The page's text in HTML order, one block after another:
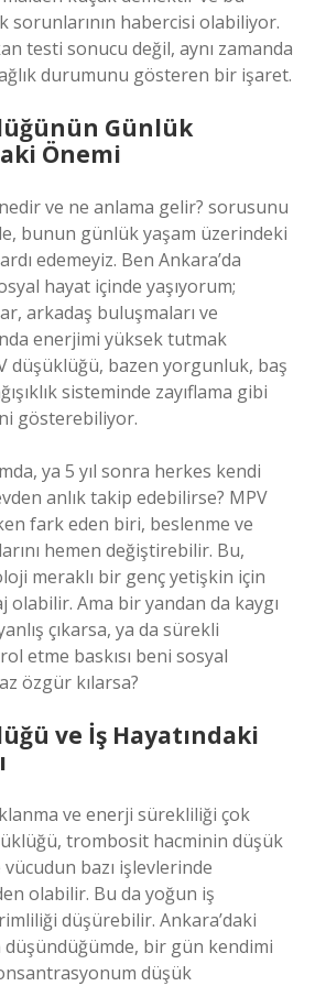
sorunlarının habercisi olabiliyor.
testi sonucu değil, aynı zamanda
durumunu gösteren bir işaret.
Günlük
Önemi
ve ne anlama gelir? sorusunu
bunun günlük yaşam üzerindeki
edemeyiz. Ben Ankara’da
hayat içinde yaşıyorum;
arkadaş buluşmaları ve
enerjimi yüksek tutmak
düşüklüğü, bazen yorgunluk, baş
sisteminde zayıflama gibi
gösterebiliyor.
ya 5 yıl sonra herkes kendi
anlık takip edebilirse? MPV
fark eden biri, beslenme ve
hemen değiştirebilir. Bu,
meraklı bir genç yetişkin için
olabilir. Ama bir yandan da kaygı
çıkarsa, ya da sürekli
etme baskısı beni sosyal
özgür kılarsa?
ve İş Hayatındaki
ve enerji sürekliliği çok
trombosit hacminin düşük
bazı işlevlerinde
olabilir. Bu da yoğun iş
düşürebilir. Ankara’daki
bir gün kendimi
düşük